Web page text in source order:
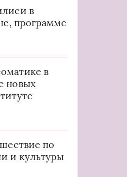
в
программе
в
новых
по
и культуры